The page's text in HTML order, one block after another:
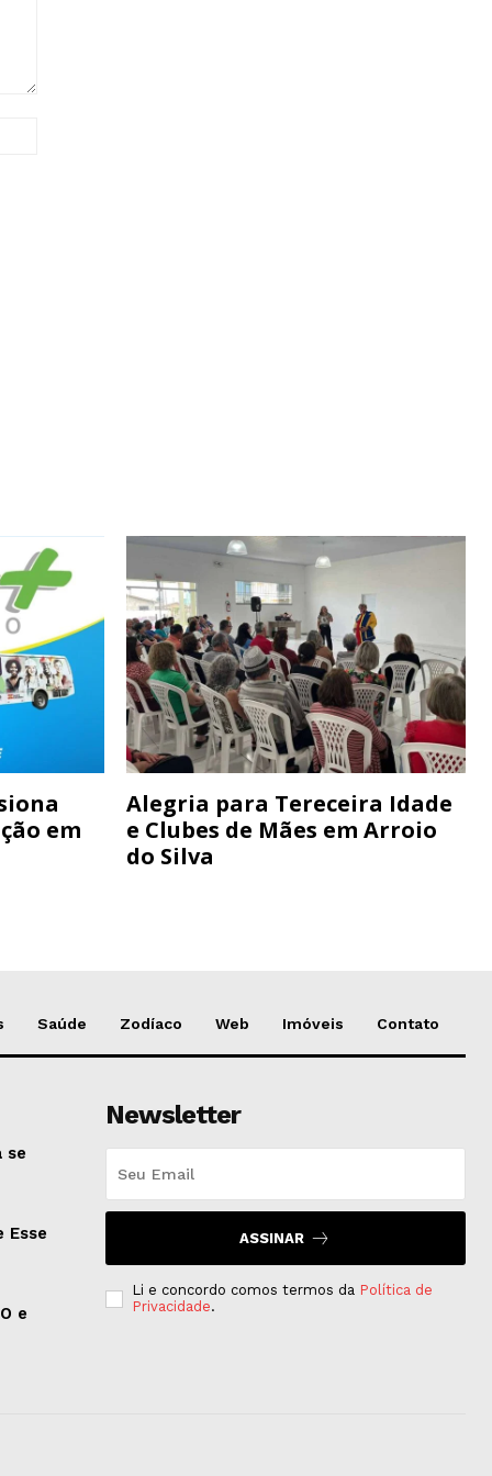
em
Alegria para Tereceira Idade
e Clubes de Mães em Arroio
do Silva
Saúde Zodíaco Web Imóveis Contato
se
Esse
e
Newsletter
ASSINAR
Li e concordo comos termos da Política de
Privacidade.